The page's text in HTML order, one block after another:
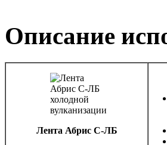
Описание
Лента Абрис С-ЛБ